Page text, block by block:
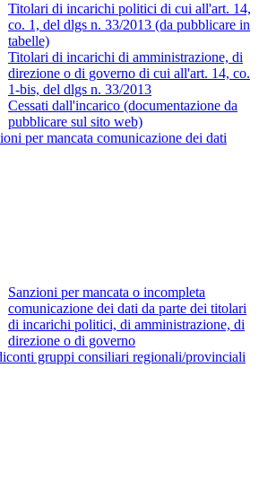
Titolari di incarichi politici di cui all'art. 14,
co. 1, del dlgs n. 33/2013 (da pubblicare in
tabelle)
Titolari di incarichi di amministrazione, di
direzione o di governo di cui all'art. 14, co.
1-bis, del dlgs n. 33/2013
Cessati dall'incarico (documentazione da
pubblicare sul sito web)
per mancata comunicazione dei dati
Sanzioni per mancata o incompleta
comunicazione dei dati da parte dei titolari
di incarichi politici, di amministrazione, di
direzione o di governo
gruppi consiliari regionali/provinciali